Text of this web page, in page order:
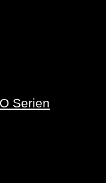
Serien